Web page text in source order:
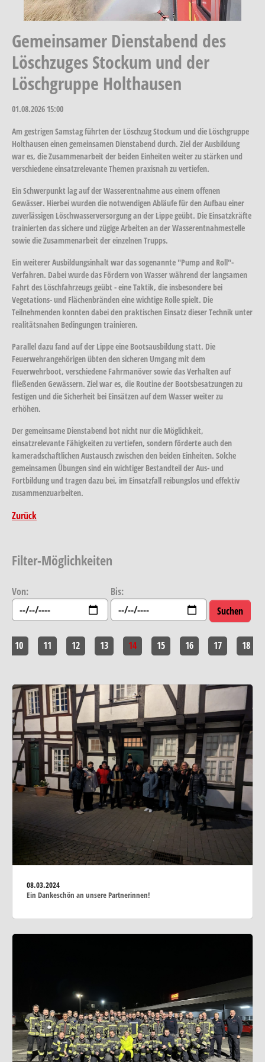
Gemeinsamer Dienstabend des
Löschzuges Stockum und der
Löschgruppe Holthausen
01.08.2026 15:00
Am gestrigen Samstag führten der Löschzug Stockum und die Löschgruppe
Holthausen einen gemeinsamen Dienstabend durch. Ziel der Ausbildung
war es, die Zusammenarbeit der beiden Einheiten weiter zu stärken und
verschiedene einsatzrelevante Themen praxisnah zu vertiefen.
Ein Schwerpunkt lag auf der Wasserentnahme aus einem offenen
Gewässer. Hierbei wurden die notwendigen Abläufe für den Aufbau einer
zuverlässigen Löschwasserversorgung an der Lippe geübt. Die Einsatzkräfte
trainierten das sichere und zügige Arbeiten an der Wasserentnahmestelle
sowie die Zusammenarbeit der einzelnen Trupps.
Ein weiterer Ausbildungsinhalt war das sogenannte "Pump and Roll"-
Verfahren. Dabei wurde das Fördern von Wasser während der langsamen
Fahrt des Löschfahrzeugs geübt - eine Taktik, die insbesondere bei
Vegetations- und Flächenbränden eine wichtige Rolle spielt. Die
Teilnehmenden konnten dabei den praktischen Einsatz dieser Technik unter
realitätsnahen Bedingungen trainieren.
Parallel dazu fand auf der Lippe eine Bootsausbildung statt. Die
Feuerwehrangehörigen übten den sicheren Umgang mit dem
Feuerwehrboot, verschiedene Fahrmanöver sowie das Verhalten auf
fließenden Gewässern. Ziel war es, die Routine der Bootsbesatzungen zu
festigen und die Sicherheit bei Einsätzen auf dem Wasser weiter zu
erhöhen.
Der gemeinsame Dienstabend bot nicht nur die Möglichkeit,
einsatzrelevante Fähigkeiten zu vertiefen, sondern förderte auch den
kameradschaftlichen Austausch zwischen den beiden Einheiten. Solche
gemeinsamen Übungen sind ein wichtiger Bestandteil der Aus- und
Fortbildung und tragen dazu bei, im Einsatzfall reibungslos und effektiv
zusammenzuarbeiten.
Zurück
Filter-Möglichkeiten
Von: Bis:
10 11 12 13 14 15 16 17 18
08.03.2024
Ein Dankeschön an unsere Partnerinnen!